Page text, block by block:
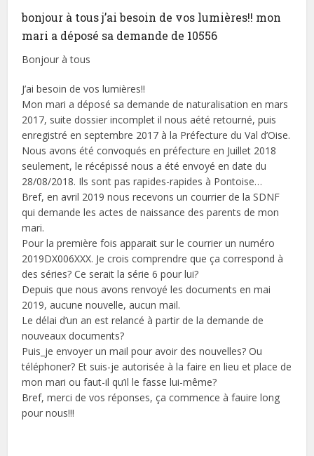
bonjour à tous j’ai besoin de vos lumières!! mon
mari a déposé sa demande de 10556
Bonjour à tous
J’ai besoin de vos lumières!!
Mon mari a déposé sa demande de naturalisation en mars
2017, suite dossier incomplet il nous aété retourné, puis
enregistré en septembre 2017 à la Préfecture du Val d’Oise.
Nous avons été convoqués en préfecture en Juillet 2018
seulement, le récépissé nous a été envoyé en date du
28/08/2018. Ils sont pas rapides-rapides à Pontoise…
Bref, en avril 2019 nous recevons un courrier de la SDNF
qui demande les actes de naissance des parents de mon
mari.
Pour la première fois apparait sur le courrier un numéro
2019DX006XXX. Je crois comprendre que ça correspond à
des séries? Ce serait la série 6 pour lui?
Depuis que nous avons renvoyé les documents en mai
2019, aucune nouvelle, aucun mail.
Le délai d’un an est relancé à partir de la demande de
nouveaux documents?
Puis_je envoyer un mail pour avoir des nouvelles? Ou
téléphoner? Et suis-je autorisée à la faire en lieu et place de
mon mari ou faut-il qu’il le fasse lui-même?
Bref, merci de vos réponses, ça commence à fauire long
pour nous!!!